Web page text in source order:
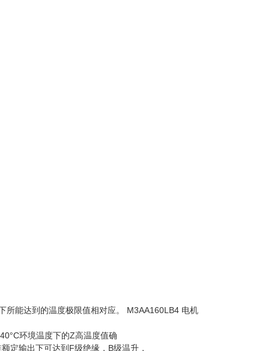
所能达到的温度极限值相对应。 M3AA160LB4 电机
环境温度下的Z高温度值确
定输出下可达到F级绝缘，B级温升，